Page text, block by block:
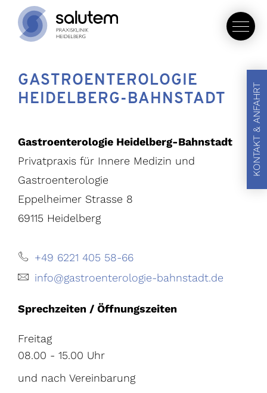
GASTROENTEROLOGIE
HEIDELBERG-BAHNSTADT
Gastroenterologie Heidelberg-Bahnstadt
Privatpraxis für Innere Medizin und
Gastroenterologie
Eppelheimer Strasse 8
69115 Heidelberg
+49 6221 405 58-66
info@gastroenterologie-bahnstadt.de
Sprechzeiten / Öffnungszeiten
Freitag
08.00 - 15.00 Uhr
und nach Vereinbarung
KONTAKT & ANFAHRT